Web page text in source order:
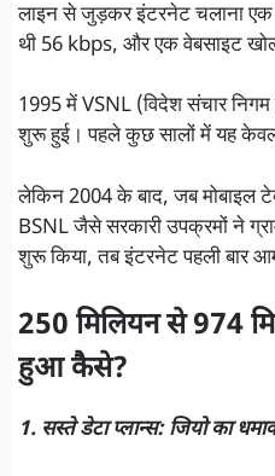
लाइन से जुड़कर इंटरनेट चलाना एक
थी 56 kbps, और एक वेबसाइट
1995 में VSNL (विदेश संचार
शुरू हुई। पहले कुछ सालों में यह केवल
लेकिन 2004 के बाद, जब मोबाइल
BSNL जैसे सरकारी उपक्रमों ने
शुरू किया, तब इंटरनेट पहली बार
250 मिलियन से 974
हुआ कैसे?
1. सस्ते डेटा प्लान्स: जियो का